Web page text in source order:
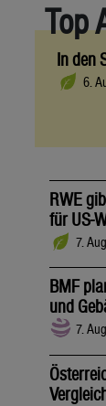
Top
In den
6.
RWE
für US-
7.
BMF
und
7.